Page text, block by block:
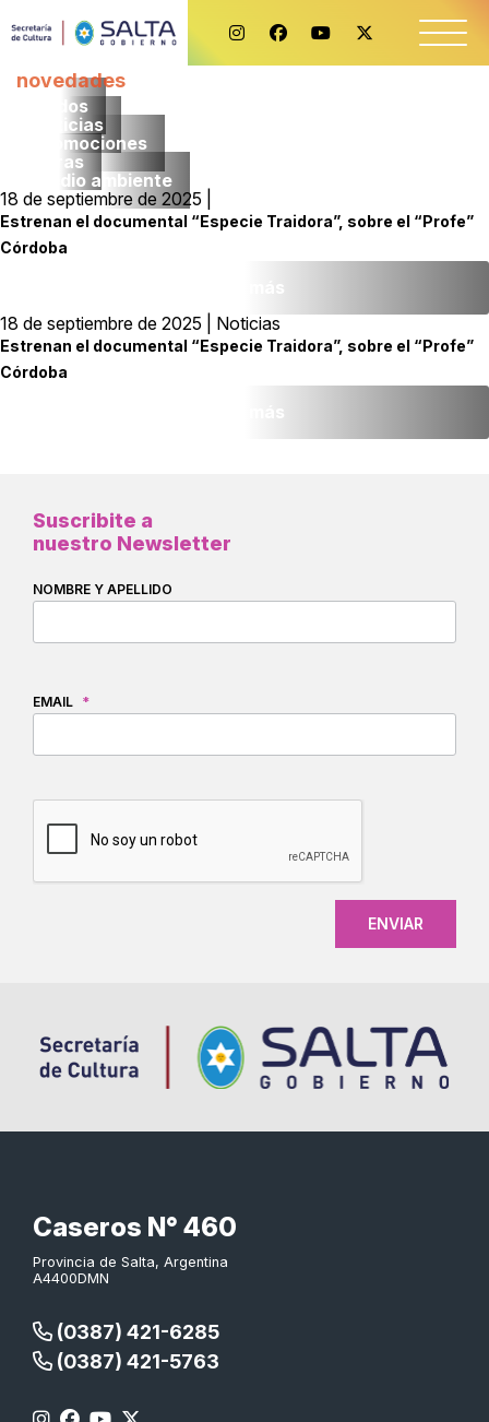
novedades
Todos
noticias
promociones
obras
medio ambiente
18 de septiembre de 2025 |
Estrenan el documental “Especie Traidora”, sobre el “Profe”
Córdoba
18 de septiembre de 2025 | Noticias
Estrenan el documental “Especie Traidora”, sobre el “Profe”
Córdoba
Suscribite a
nuestro Newsletter
NOMBRE Y APELLIDO
EMAIL *
Caseros N° 460
Provincia de Salta, Argentina
A4400DMN
(0387) 421-6285
(0387) 421-5763